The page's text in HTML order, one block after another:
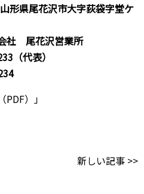
尾花沢市大字荻袋字堂ケ
社 尾花沢営業所
代表）
） 」
新しい記事 >>